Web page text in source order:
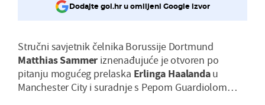
Dodajte gol.hr u omiljeni Google izvor
Stručni savjetnik čelnika Borussije Dortmund
Matthias Sammer iznenađujuće je otvoren po
pitanju mogućeg prelaska Erlinga Haalandau
Manchester City i suradnje s Pepom Guardiolom…